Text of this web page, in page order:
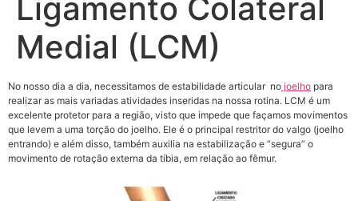
Ligamento Colateral
Medial (LCM)
No nosso dia a dia, necessitamos de estabilidade articular no joelho para
realizar as mais variadas atividades inseridas na nossa rotina. LCM é um
excelente protetor para a região, visto que impede que façamos movimentos
que levem a uma torção do joelho. Ele é o principal restritor do valgo (joelho
entrando) e além disso, também auxilia na estabilização e “segura” o
movimento de rotação externa da tíbia, em relação ao fêmur.